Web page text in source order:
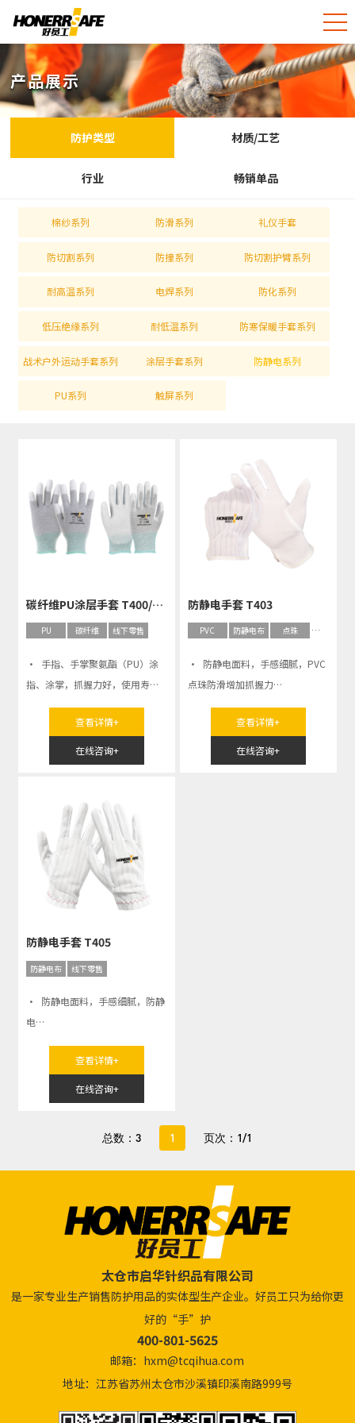
产品展示
防护类型 材质/工艺
行业 畅销单品
棉纱系列 防滑系列 礼仪手套
防切割系列 防撞系列 防切割护臂系列
耐高温系列 电焊系列 防化系列
低压绝缘系列 耐低温系列 防寒保暖手套系列
战术户外运动手套系列 涂层手套系列 防静电系列
PU系列 触屏系列
碳纤维PU涂层手套 T400/T401
PU 碳纤维 线下零售
· 手指、手掌聚氨酯（PU）涂
指、涂掌，抓握力好，使用寿命
· 碳纤维材料，防滑/防静电性
查看详情+
在线咨询+
防静电手套 T403
PVC 防静电布 点珠 线下零售
· 防静电面料，手感细腻，PVC
点珠防滑增加抓握力
· 轻薄舒适吸汗，耐磨性能
查看详情+
在线咨询+
防静电手套 T405
防静电布 线下零售
· 防静电面料，手感细腻，防静
电
查看详情+
在线咨询+
总数：3 1 页次：1/1
太仓市启华针织品有限公司
是一家专业生产销售防护用品的实体型生产企业。好员工只为给你更
好的“手”护
400-801-5625
邮箱：hxm@tcqihua.com
地址：江苏省苏州太仓市沙溪镇印溪南路999号